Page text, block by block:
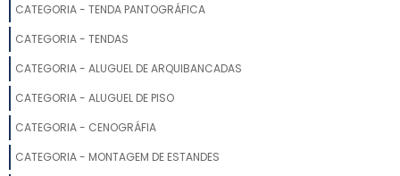
TENDA ALUGUEL
LOCAÇÃO DE VENDA PARA EVENTOS
GALPÃO LONADO LOCAÇÃO
EMPRESA DE LOCAÇÃO DE TENDAS
CATEGORIA - TENDA PANTOGRÁFICA
CATEGORIA - TENDAS
CATEGORIA - ALUGUEL DE ARQUIBANCADAS
CATEGORIA - ALUGUEL DE PISO
CATEGORIA - CENOGRÁFIA
CATEGORIA - MONTAGEM DE ESTANDES